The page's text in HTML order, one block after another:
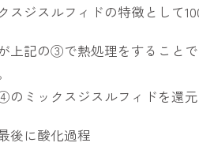
スジスルフィドの特徴として
上記の③で熱処理をすること
のミックスジスルフィドを還
後に酸化過程